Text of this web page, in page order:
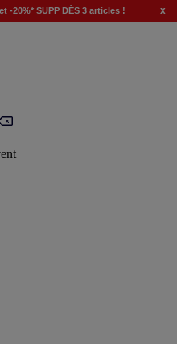
-20%* SUPP DÈS 3 articles ! x